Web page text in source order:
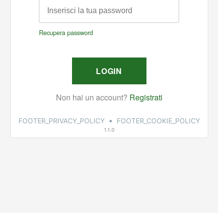
FOOTER_PRIVACY_POLICY • FOOTER_COOKIE_POLICY
1.1.0